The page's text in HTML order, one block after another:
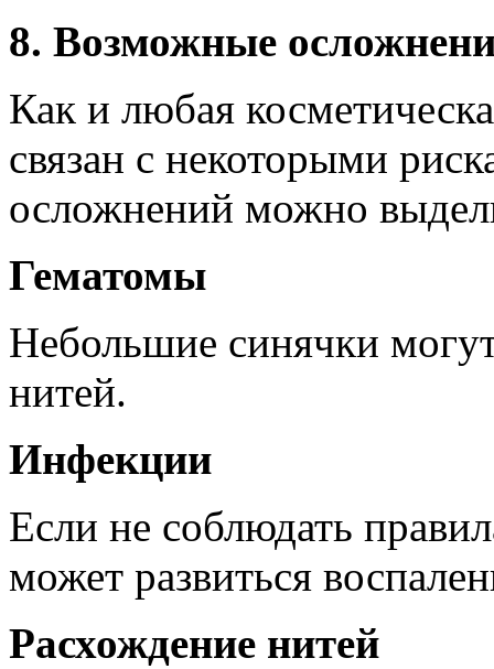
8. Возможные
Как и любая
связан с некоторыми
осложнений можно
Гематомы
Небольшие синячки
нитей.
Инфекции
Если не соблюдать
может развиться
Расхождение нитей